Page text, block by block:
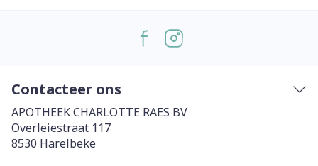
Contacteer ons
APOTHEEK CHARLOTTE RAES BV
Overleiestraat 117
8530 Harelbeke